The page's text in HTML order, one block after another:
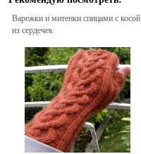
Варежки и митенки спицами с косой
из сердечек